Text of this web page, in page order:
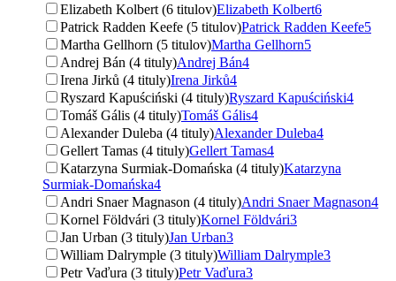
Elizabeth Kolbert (6 titulov)Elizabeth Kolbert6
Patrick Radden Keefe (5 titulov)Patrick Radden Keefe5
Martha Gellhorn (5 titulov)Martha Gellhorn5
Andrej Bán (4 tituly)Andrej Bán4
Irena Jirků (4 tituly)Irena Jirků4
Ryszard Kapuściński (4 tituly)Ryszard Kapuściński4
Tomáš Gális (4 tituly)Tomáš Gális4
Alexander Duleba (4 tituly)Alexander Duleba4
Gellert Tamas (4 tituly)Gellert Tamas4
Katarzyna Surmiak-Domańska (4 tituly)Katarzyna
Surmiak-Domańska4
Andri Snaer Magnason (4 tituly)Andri Snaer Magnason4
Kornel Földvári (3 tituly)Kornel Földvári3
Jan Urban (3 tituly)Jan Urban3
William Dalrymple (3 tituly)William Dalrymple3
Petr Vaďura (3 tituly)Petr Vaďura3